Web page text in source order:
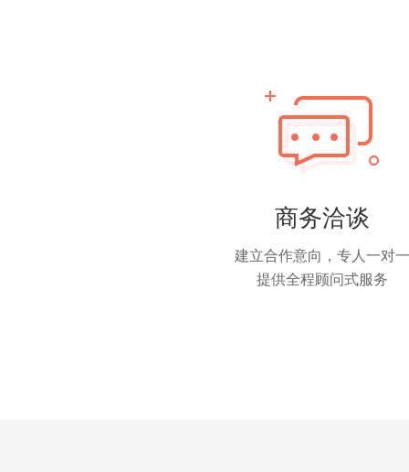
商务洽谈
建立合作意向，专人一对一
提供全程顾问式服务